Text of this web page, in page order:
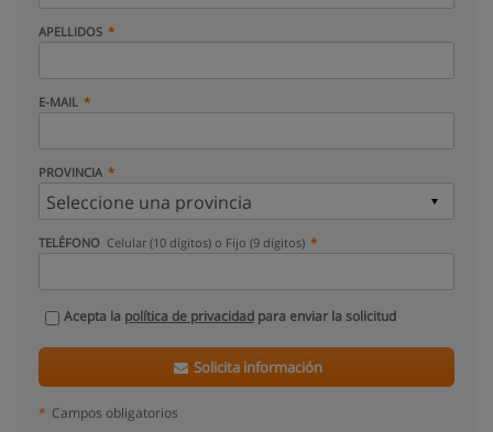
APELLIDOS
E-MAIL
PROVINCIA
TELÉFONO Celular (10 dígitos) o Fijo (9 dígitos)
Acepta la política de privacidad para enviar la solicitud
Solicita información
* Campos obligatorios